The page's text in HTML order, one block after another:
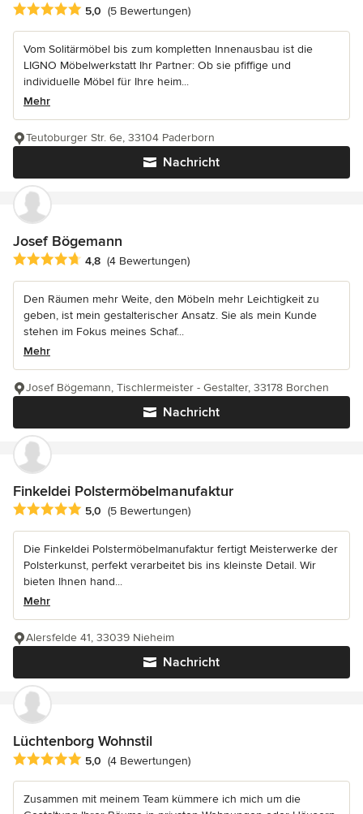
Durchschnittliche Bewertung: 5 von 5 Sternen
5,0 (5 Bewertungen)
Vom Solitärmöbel bis zum kompletten Innenausbau ist die
LIGNO Möbelwerkstatt Ihr Partner: Ob sie pfiffige und
individuelle Möbel für Ihre heim...
Mehr
Nachricht
Teutoburger Str. 6e, 33104 Paderborn
Josef Bögemann
Durchschnittliche Bewertung: 4.8 von 5 Sternen
4,8 (4 Bewertungen)
Den Räumen mehr Weite, den Möbeln mehr Leichtigkeit zu
geben, ist mein gestalterischer Ansatz. Sie als mein Kunde
stehen im Fokus meines Schaf...
Mehr
Nachricht
Josef Bögemann, Tischlermeister - Gestalter, 33178 Borchen
Finkeldei Polstermöbelmanufaktur
Durchschnittliche Bewertung: 5 von 5 Sternen
5,0 (5 Bewertungen)
Die Finkeldei Polstermöbelmanufaktur fertigt Meisterwerke der
Polsterkunst, perfekt verarbeitet bis ins kleinste Detail. Wir
bieten Ihnen hand...
Mehr
Nachricht
Alersfelde 41, 33039 Nieheim
Lüchtenborg Wohnstil
Durchschnittliche Bewertung: 5 von 5 Sternen
5,0 (4 Bewertungen)
Zusammen mit meinem Team kümmere ich mich um die